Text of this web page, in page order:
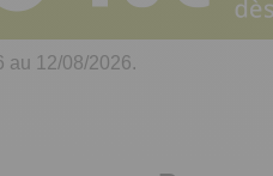
au 12/08/2026.